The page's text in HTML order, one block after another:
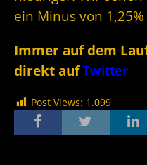
ein Minus von
Immer auf dem
direkt aufTwitter
Post Views: 1.099